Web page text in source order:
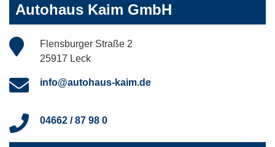
Autohaus Kaim GmbH
Flensburger Straße 2
25917 Leck
info@autohaus-kaim.de
04662 / 87 98 0